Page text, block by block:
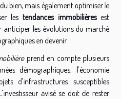
bien, mais également optimiser le
lestendances immobilièresest
les évolutions du marché
en devenir.
prend en compte plusieurs
démographiques, l'économie
d'infrastructures susceptibles
avisé se doit de rester